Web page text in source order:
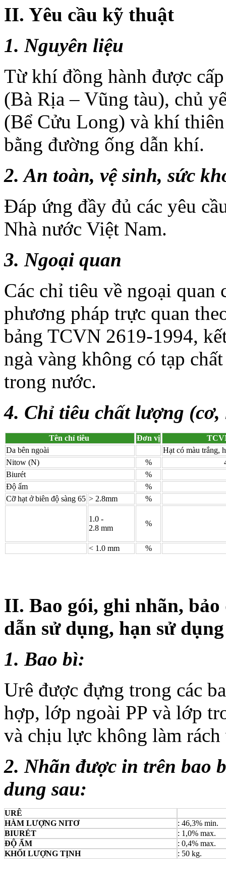
II. Yêu cầu kỹ thuật
1. Nguyên liệu
Từ khí đồng hành được
(Bà Rịa – Vũng tàu), chủ
(Bể Cửu Long) và khí
bằng đường ống dẫn khí.
2. An toàn, vệ sinh, sức
Đáp ứng đầy đủ các yêu
Nhà nước Việt Nam.
3. Ngoại quan
Các chỉ tiêu về ngoại quan
phương pháp trực quan
bảng TCVN 2619-1994,
ngà vàng không có tạp
trong nước.
4. Chỉ tiêu chất lượng
Tên chỉ tiêu Đơn vị
Da bên ngoài
Hạt có màu trắng,
Nitow (N)
%
Biurét
%
Độ ẩm
%
Cỡ hạt ở biên độ sàng 65 > 2.8mm %
1.0 -
2.8 mm
%
< 1.0 mm %
II. Bao gói, ghi nhãn,
dẫn sử dụng, hạn sử dụng
1. Bao bì:
Urê được đựng trong các
hợp, lớp ngoài PP và lớp
và chịu lực không làm
2. Nhãn được in trên bao
dung sau:
URÊ
HÀM LƯỢNG NITƠ
: 46,3% min.
BIURÉT
: 1,0% max.
ĐỘ ẨM
: 0,4% max.
KHỐI LƯỢNG TỊNH
: 50 kg.